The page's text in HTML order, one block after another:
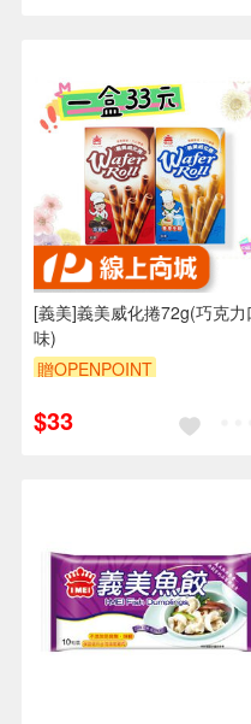
[義美]義美威化捲72g(巧克力
味)
贈OPENPOINT
$33